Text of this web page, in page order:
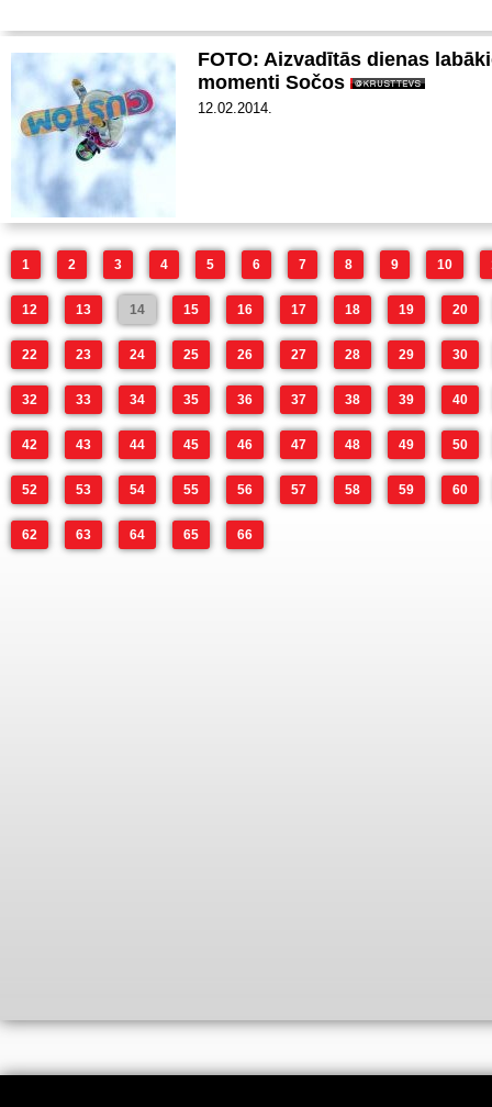
FOTO: Aizvadītās dienas
momenti Sočos
12.02.2014.
1 2 3 4 5 6 7 8 9 10
12 13 14 15 16 17 18 19 20
22 23 24 25 26 27 28 29 30
32 33 34 35 36 37 38 39 40
42 43 44 45 46 47 48 49 50
52 53 54 55 56 57 58 59 60
62 63 64 65 66